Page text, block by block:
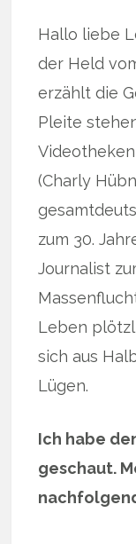
Hallo liebe
der Held
erzählt die
Pleite
(Charly
zum 30.
Journalist
Leben
sich aus
Lügen.
Ich habe
geschaut.